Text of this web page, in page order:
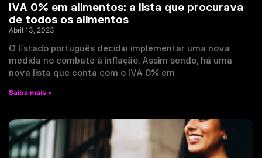
IVA 0% em alimentos: a lista que procurava
de todos os alimentos
Abril 13, 2023
O Estado português decidiu implementar uma nova
medida no combate à inflação. Assim sendo, há uma
nova lista que conta com o IVA 0% em
Saiba mais »